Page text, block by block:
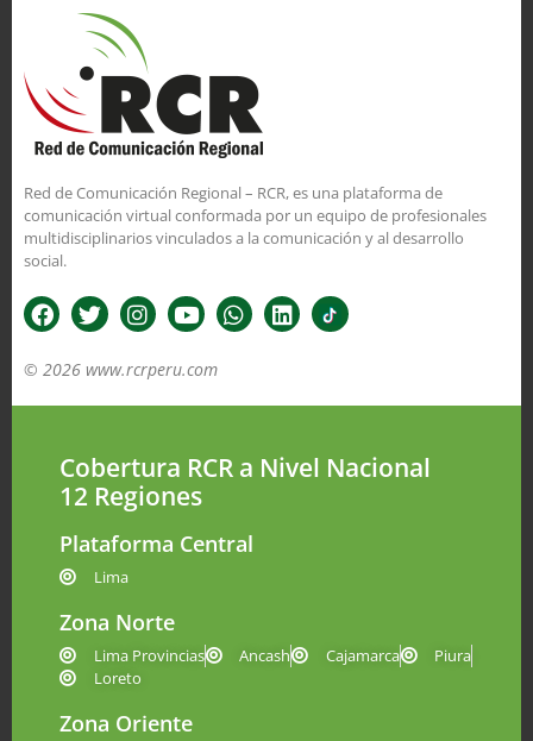
Red de Comunicación Regional – RCR, es una plataforma de
comunicación virtual conformada por un equipo de profesionales
multidisciplinarios vinculados a la comunicación y al desarrollo
social.
© 2026 www.rcrperu.com
Cobertura RCR a Nivel Nacional
12 Regiones
Plataforma Central
Lima
Zona Norte
Lima Provincias Ancash Cajamarca
Piura
Loreto
Zona Oriente